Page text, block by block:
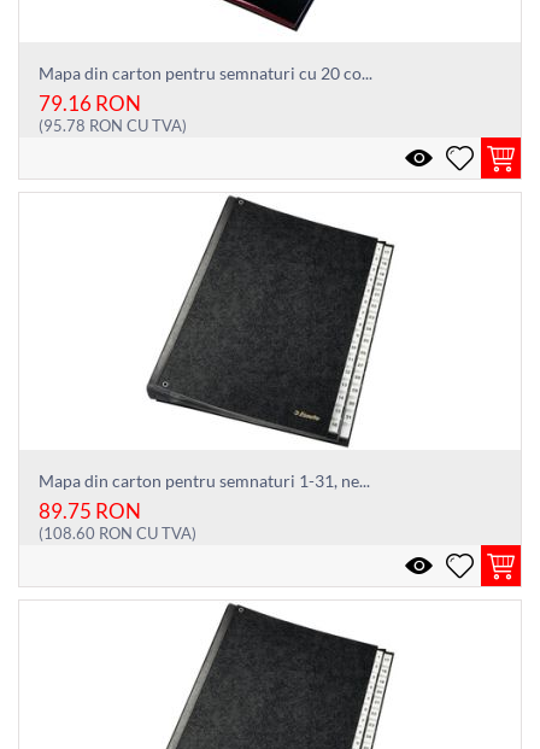
Mapa din carton pentru semnaturi cu 20 co...
79.16 RON
(95.78 RON CU TVA)
Mapa din carton pentru semnaturi 1-31, ne...
89.75 RON
(108.60 RON CU TVA)